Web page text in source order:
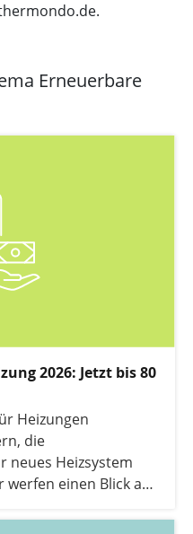
Erneuerbare
2026: Jetzt bis 80
Heizungen
die
neues Heizsystem
einen Blick auf